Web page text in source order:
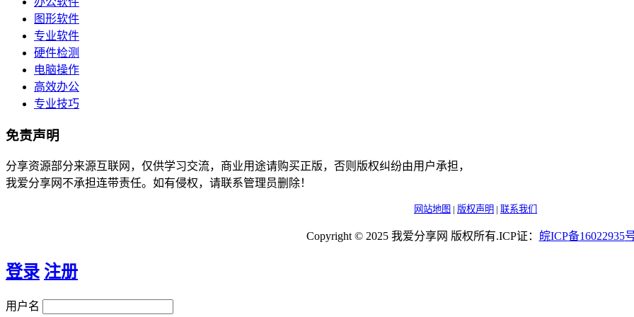
图形软件
专业软件
硬件检测
电脑操作
高效办公
专业技巧
免责声明
分享资源部分来源互联网，仅供学习交流，商业用途请购买正版，否则版权纠纷由用户承担，
我爱分享网不承担连带责任。如有侵权，请联系管理员删除！
网站地图 | 版权声明 | 联系我们
Copyright © 2025 我爱分享网 版权所有.ICP证： 皖ICP备16022935
登录 注册
用户名